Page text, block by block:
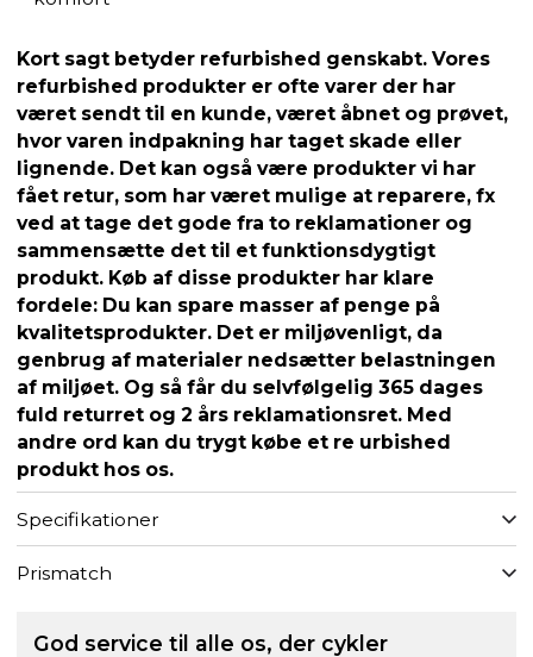
Kort sagt betyder refurbished genskabt. Vores
refurbished produkter er ofte varer der har
været sendt til en kunde, været åbnet og prøvet,
hvor varen indpakning har taget skade eller
lignende. Det kan også være produkter vi har
fået retur, som har været mulige at reparere, fx
ved at tage det gode fra to reklamationer og
sammensætte det til et funktionsdygtigt
produkt. Køb af disse produkter har klare
fordele: Du kan spare masser af penge på
kvalitetsprodukter. Det er miljøvenligt, da
genbrug af materialer nedsætter belastningen
af miljøet. Og så får du selvfølgelig 365 dages
fuld returret og 2 års reklamationsret. Med
andre ord kan du trygt købe et re urbished
produkt hos os.
Specifikationer
Prismatch
God service til alle os, der cykler